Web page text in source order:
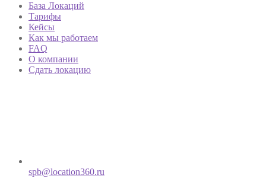
База Локаций
Тарифы
Кейсы
Как мы работаем
FAQ
О компании
Сдать локацию
spb@location360.ru